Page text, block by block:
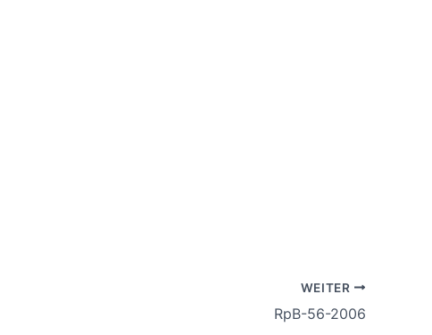
WEITER
RpB-56-2006